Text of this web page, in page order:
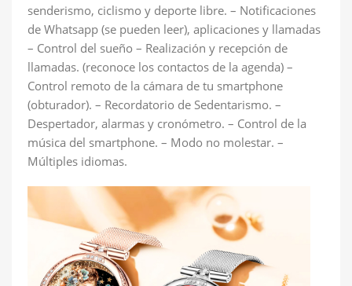
senderismo, ciclismo y deporte libre. – Notificaciones
de Whatsapp (se pueden leer), aplicaciones y llamadas
– Control del sueño – Realización y recepción de
llamadas. (reconoce los contactos de la agenda) –
Control remoto de la cámara de tu smartphone
(obturador). – Recordatorio de Sedentarismo. –
Despertador, alarmas y cronómetro. – Control de la
música del smartphone. – Modo no molestar. –
Múltiples idiomas.